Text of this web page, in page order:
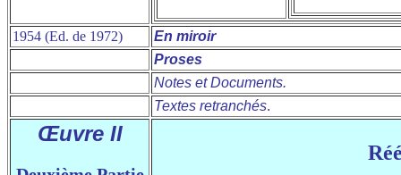
1954 (Ed. de 1972)
En miroir
Proses
Notes et Documents.
Textes retranchés.
Œuvre II